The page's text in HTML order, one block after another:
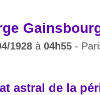
1928 à 04h55 -
astral de la